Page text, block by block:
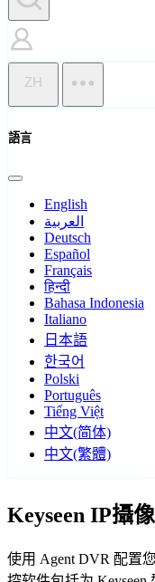
ZH
語言
English
العربية
Deutsch
Español
Français
हिन्दी
Bahasa Indonesia
Italiano
日本語
한국어
Polski
Português
Tiếng Việt
中文(简体)
中文(繁體)
Keyseen IP攝
使用 Agent DVR 配置